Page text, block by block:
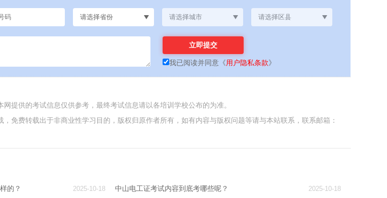
我已阅读并同意 《用户隐私条款》
提供的考试信息仅供参考，最终考试信息请以各培训学校公布的为准。
免费转载出于非商业性学习目的，版权归原作者所有，如有内容与版权问题等请与本站联系，联系邮箱：
的？ 2025-10-18 中山电工证考试内容到底考哪些呢？ 2025-10-18